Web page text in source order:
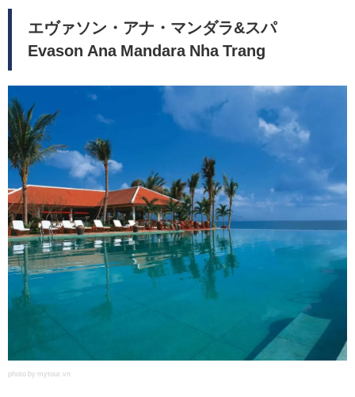
エヴァソン・アナ・マンダラ&スパ
Evason Ana Mandara Nha Trang
photo by mytour.vn